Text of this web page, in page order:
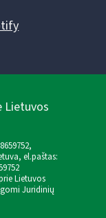
Lietuvos
el.paštas:
Lietuvos
Juridinių